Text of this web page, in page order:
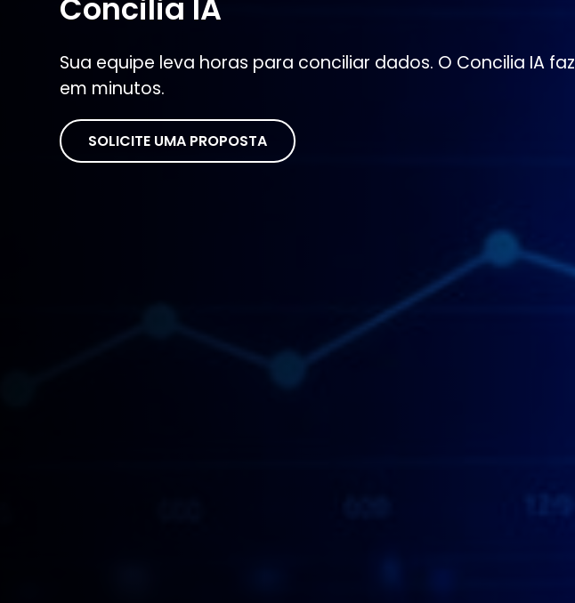
Concilia IA
Sua equipe leva horas para conciliar dados. O Concilia IA faz
em minutos.
SOLICITE UMA PROPOSTA